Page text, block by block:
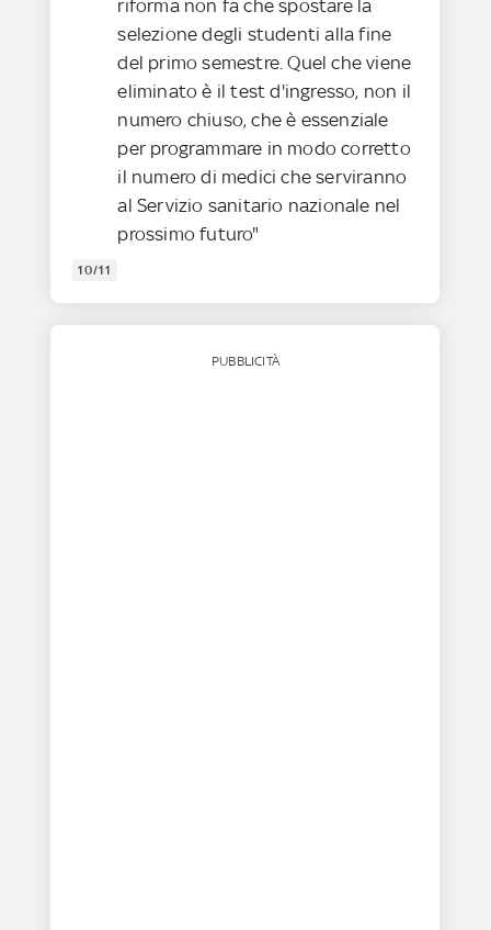
riforma non fa che spostare la
selezione degli studenti alla fine
del primo semestre. Quel che viene
eliminato è il test d'ingresso, non il
numero chiuso, che è essenziale
per programmare in modo corretto
il numero di medici che serviranno
al Servizio sanitario nazionale nel
prossimo futuro"
10/11
PUBBLICITÀ